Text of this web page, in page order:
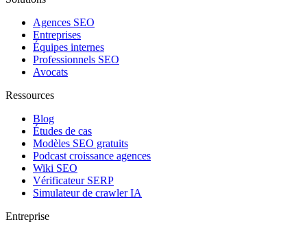
Agences SEO
Entreprises
Équipes internes
Professionnels SEO
Avocats
Ressources
Blog
Études de cas
Modèles SEO gratuits
Podcast croissance agences
Wiki SEO
Vérificateur SERP
Simulateur de crawler IA
Entreprise